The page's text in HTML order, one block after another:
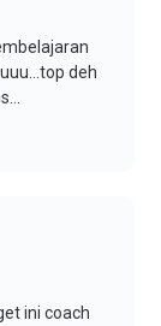
deh
ini coach